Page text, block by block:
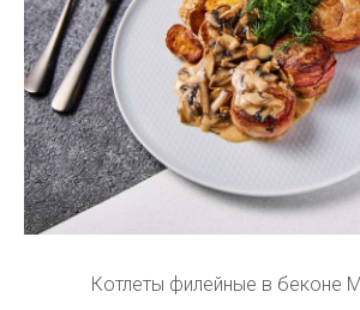
Котлеты филейные в беконе